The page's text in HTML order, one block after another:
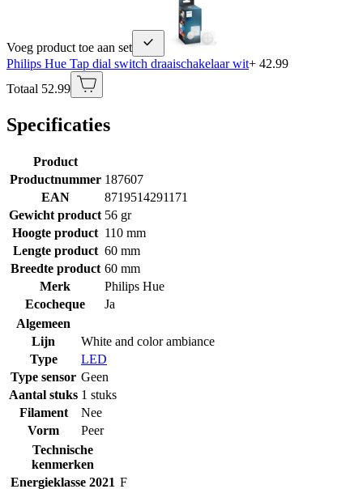
Voeg product toe aan set
Philips Hue Tap dial switch draaischakelaar wit+ 42.99
Totaal 52.99
Specificaties
Product
Productnummer 187607
EAN
8719514291171
Gewicht product 56 gr
Hoogte product 110 mm
Lengte product 60 mm
Breedte product 60 mm
Merk
Philips Hue
Ecocheque
Ja
Algemeen
Lijn
White and color ambiance
Type
LED
Type sensor Geen
Aantal stuks 1 stuks
Filament
Nee
Vorm
Peer
Technische
kenmerken
Energieklasse 2021 F